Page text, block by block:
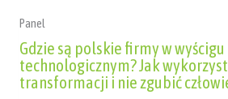
Panel
Gdzie są polskie firmy w wyścigu
technologicznym? Jak
transformacji i nie zgubić